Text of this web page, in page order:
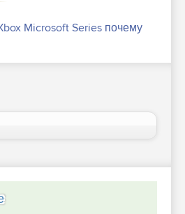
Microsoft Series почему